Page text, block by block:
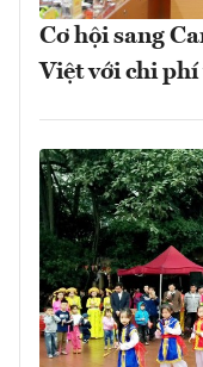
Cơ hội sang
Việt với chi